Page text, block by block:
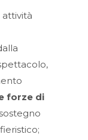
attività
forze di